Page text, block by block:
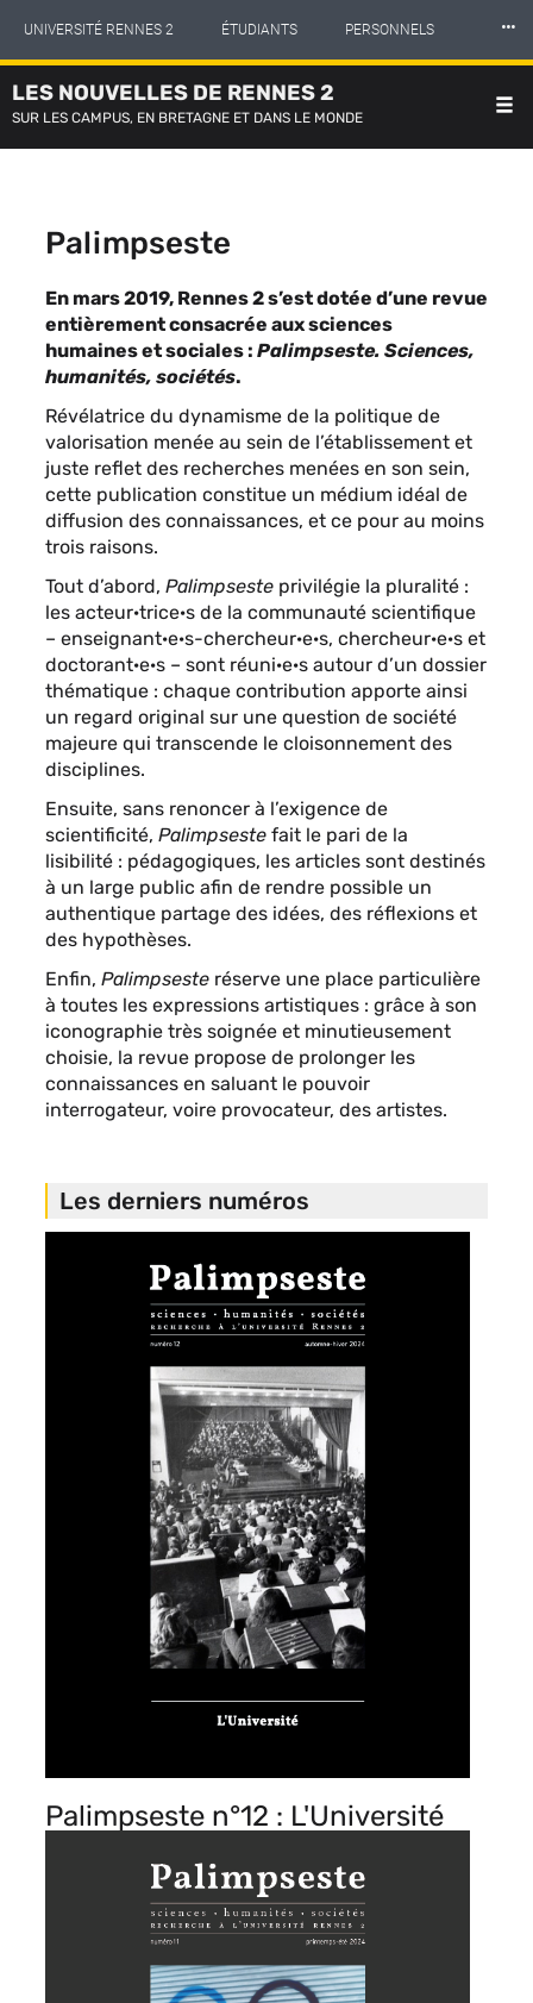
contenu
principal
UNIVERSITÉ RENNES 2 ÉTUDIANTS PERSONNELS
INTERNATIONAL PROFESSIONNELS
LES NOUVELLES DE RENNES 2
⸱⸱⸱
LES NOUVELLES DE RENNES 2
SUR LES CAMPUS, EN BRETAGNE ET DANS LE MONDE
Palimpseste
Contenu
sous
forme
de
En mars 2019, Rennes 2 s’est dotée d’une revue
entièrement consacrée aux sciences
humaines et sociales : Palimpseste. Sciences,
humanités, sociétés.
Révélatrice du dynamisme de la politique de
valorisation menée au sein de l’établissement et
juste reflet des recherches menées en son sein,
cette publication constitue un médium idéal de
diffusion des connaissances, et ce pour au moins
trois raisons.
Tout d’abord, Palimpseste privilégie la pluralité :
les acteur·trice·s de la communauté scientifique
– enseignant·e·s-chercheur·e·s, chercheur·e·s et
doctorant·e·s – sont réuni·e·s autour d’un dossier
thématique : chaque contribution apporte ainsi
un regard original sur une question de société
majeure qui transcende le cloisonnement des
disciplines.
Ensuite, sans renoncer à l’exigence de
scientificité, Palimpseste fait le pari de la
lisibilité : pédagogiques, les articles sont destinés
à un large public afin de rendre possible un
authentique partage des idées, des réflexions et
des hypothèses.
Enfin, Palimpseste réserve une place particulière
à toutes les expressions artistiques : grâce à son
iconographie très soignée et minutieusement
choisie, la revue propose de prolonger les
connaissances en saluant le pouvoir
interrogateur, voire provocateur, des artistes.
Les derniers numéros
Palimpseste n°12 : L'Université